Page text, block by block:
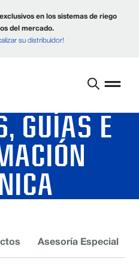
en los sistemas de riego
del mercado.
su distribuidor!
GUÍAS E
Asesoría Especial